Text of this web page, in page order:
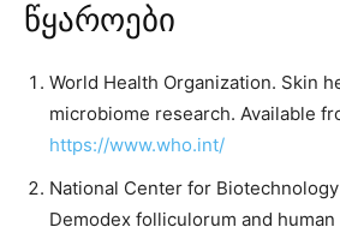
წყაროები
World Health Organization. Skin
microbiome research. Available
https://www.who.int/
National Center for
Demodex folliculorum and